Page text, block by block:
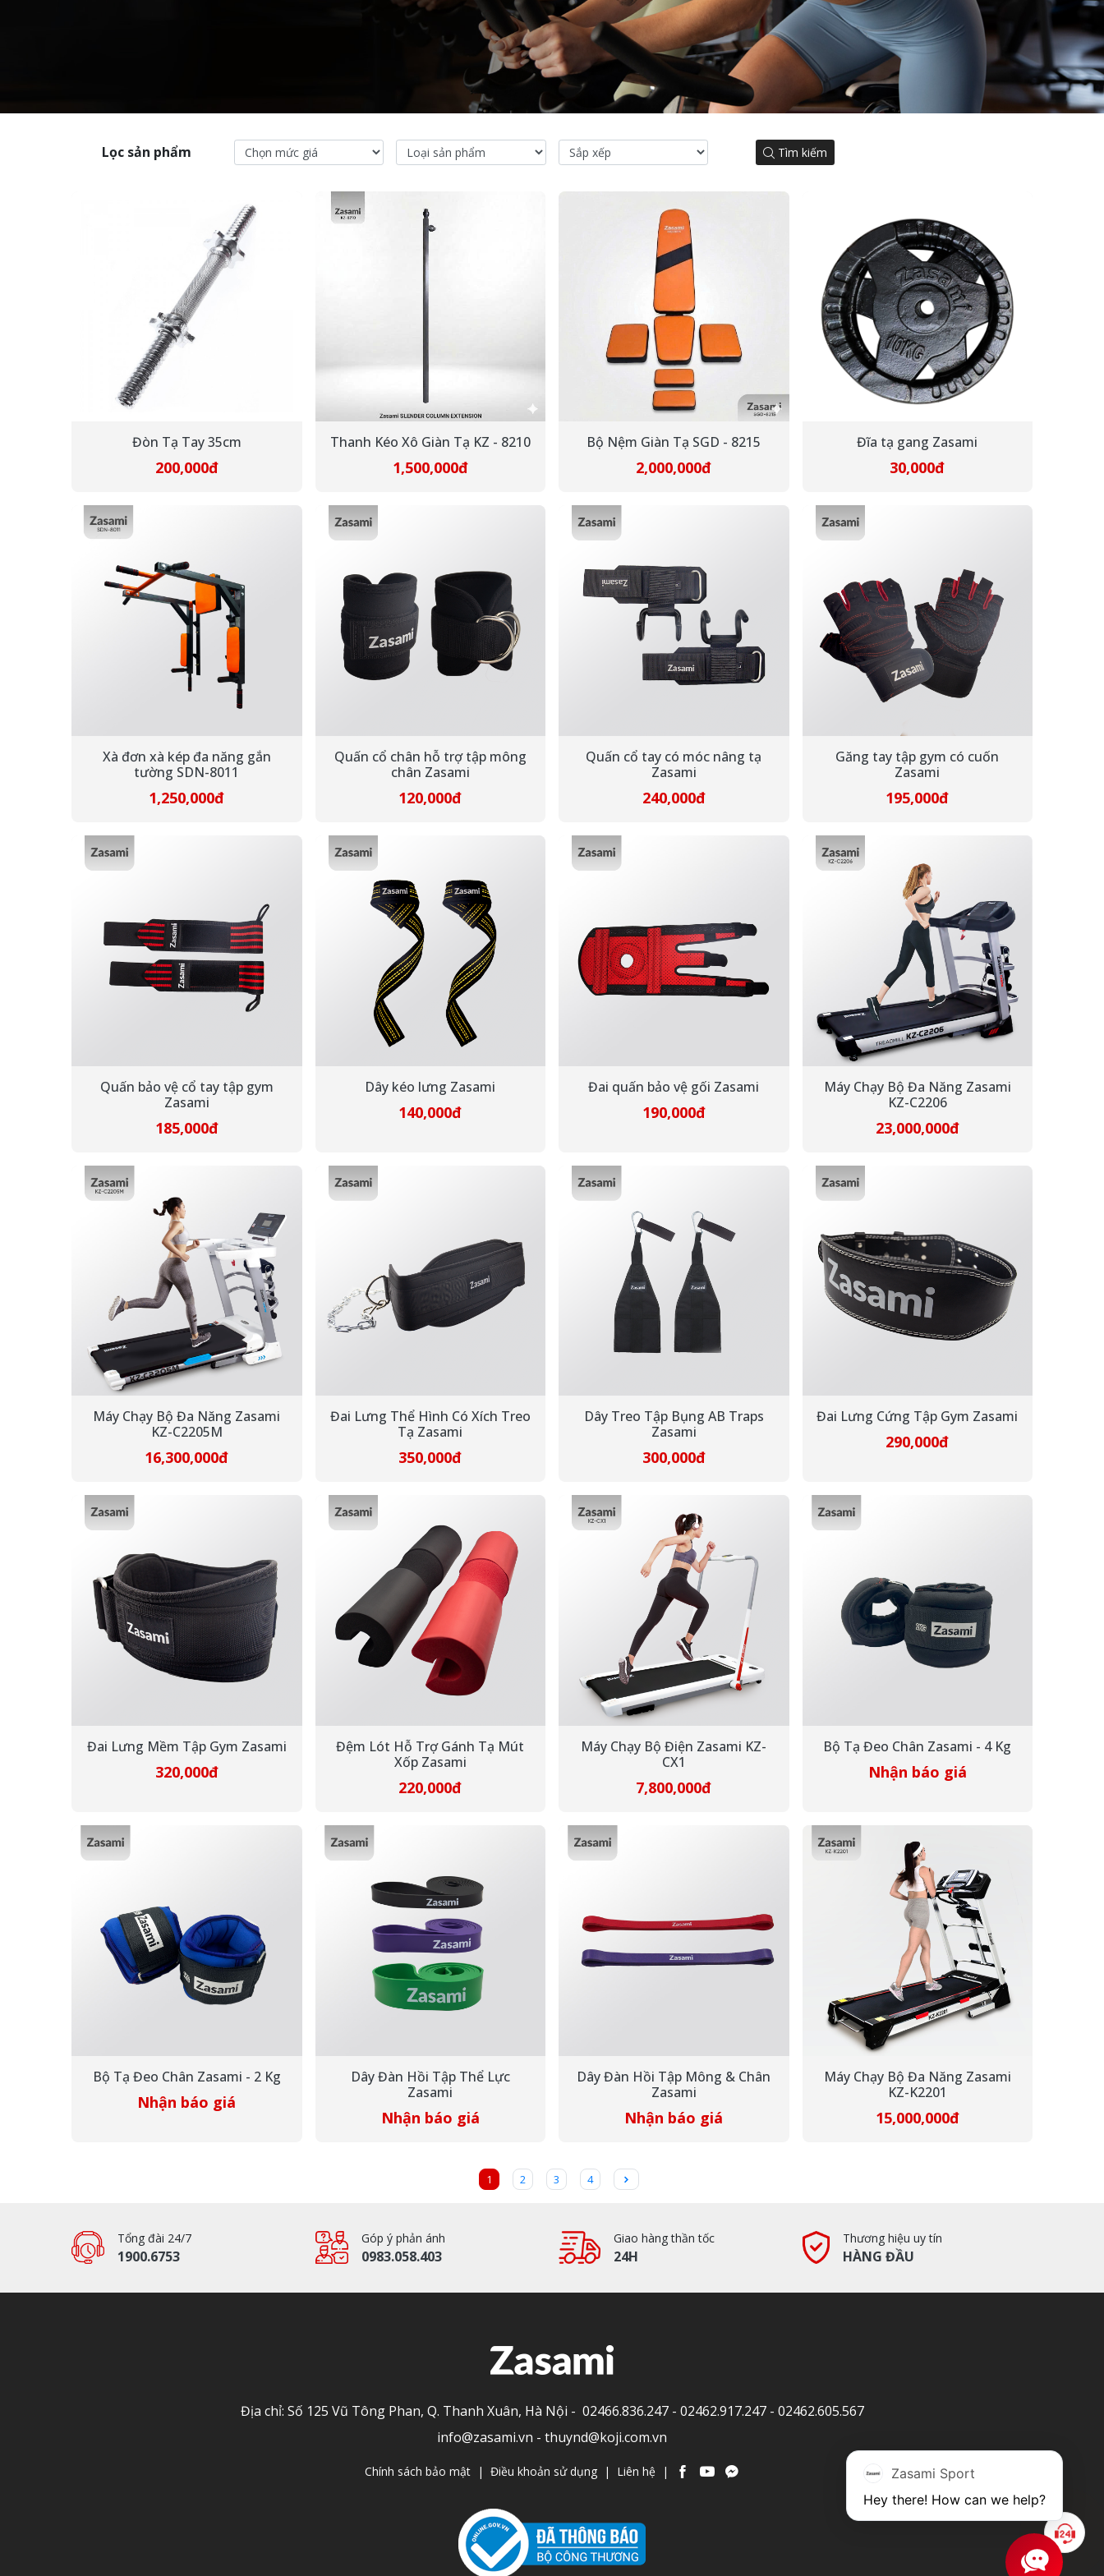
Lọc sản phẩm Tìm kiếm
Đòn Tạ Tay 35cm
200,000đ
Thanh Kéo Xô Giàn Tạ KZ - 8210
1,500,000đ
Bộ Nệm Giàn Tạ SGD - 8215
2,000,000đ
Đĩa tạ gang Zasami
30,000đ
Xà đơn xà kép đa năng gắn
tường SDN-8011
1,250,000đ
Quấn cổ chân hỗ trợ tập mông
chân Zasami
120,000đ
Quấn cổ tay có móc nâng tạ
Zasami
240,000đ
Găng tay tập gym có cuốn
Zasami
195,000đ
Quấn bảo vệ cổ tay tập gym
Zasami
185,000đ
Dây kéo lưng Zasami
140,000đ
Đai quấn bảo vệ gối Zasami
190,000đ
Máy Chạy Bộ Đa Năng Zasami
KZ-C2206
23,000,000đ
Máy Chạy Bộ Đa Năng Zasami
KZ-C2205M
16,300,000đ
Đai Lưng Thể Hình Có Xích Treo
Tạ Zasami
350,000đ
Dây Treo Tập Bụng AB Traps
Zasami
300,000đ
Đai Lưng Cứng Tập Gym Zasami
290,000đ
Đai Lưng Mềm Tập Gym Zasami
320,000đ
Đệm Lót Hỗ Trợ Gánh Tạ Mút
Xốp Zasami
220,000đ
Máy Chạy Bộ Điện Zasami KZ-
CX1
7,800,000đ
Bộ Tạ Đeo Chân Zasami - 4 Kg
Nhận báo giá
Bộ Tạ Đeo Chân Zasami - 2 Kg
Nhận báo giá
Dây Đàn Hồi Tập Thể Lực
Zasami
Nhận báo giá
Dây Đàn Hồi Tập Mông & Chân
Zasami
Nhận báo giá
Máy Chạy Bộ Đa Năng Zasami
KZ-K2201
15,000,000đ
1 (current)
2 3 4
Tổng đài 24/7
1900.6753
Góp ý phản ánh
0983.058.403
Giao hàng thần tốc
24H
Thương hiệu uy tín
HÀNG ĐẦU
Địa chỉ: Số 125 Vũ Tông Phan, Q. Thanh Xuân, Hà Nội - 02466.836.247- 02462.917.247- 02462.605.567
info@zasami.vn - thuynd@koji.com.vn
Chính sách bảo mật | Điều khoản sử dụng | Liên hệ |
Zasami Sport
Hey there! How can we help?